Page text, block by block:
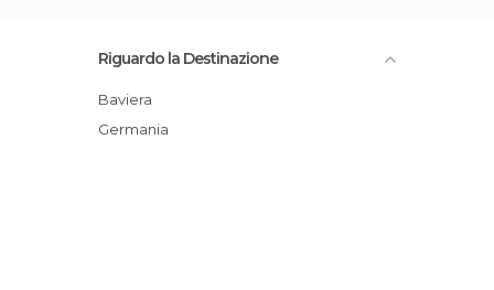
Riguardo la Destinazione
Baviera
Germania